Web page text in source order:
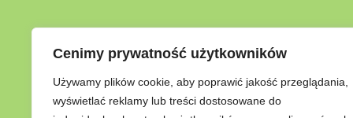
Cenimy prywatność użytkowników
Używamy plików cookie, aby poprawić jakość przeglądania,
wyświetlać reklamy lub treści dostosowane do